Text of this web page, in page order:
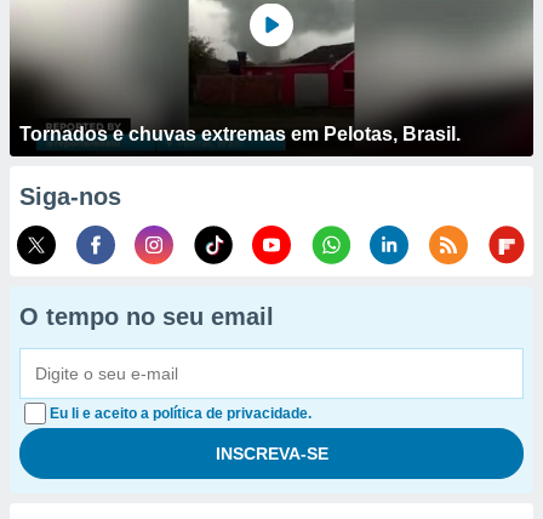
Tornados e chuvas extremas em Pelotas, Brasil.
Siga-nos
O tempo no seu email
Eu li e aceito a política de privacidade.